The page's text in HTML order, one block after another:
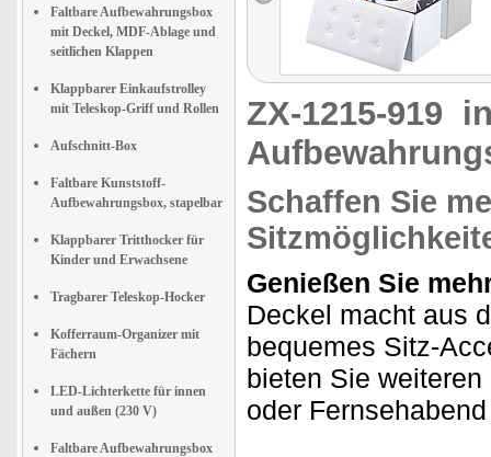
Faltbare Aufbewahrungsbox
mit Deckel, MDF-Ablage und
seitlichen Klappen
Klappbarer Einkaufstrolley
mit Teleskop-Griff und Rollen
Aufschnitt-Box
Faltbare Kunststoff-
Aufbewahrungsbox, stapelbar
Klappbarer Tritthocker für
Kinder und Erwachsene
Tragbarer Teleskop-Hocker
Kofferraum-Organizer mit
Fächern
LED-Lichterkette für innen
und außen (230 V)
Faltbare Aufbewahrungsbox
ZX-1215-919
Schaffen Sie
Genießen Sie
Deckel macht aus
bequemes Sitz-
bieten Sie
oder